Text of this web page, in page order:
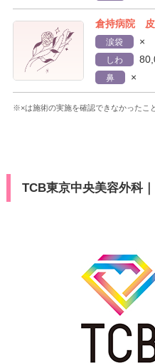
倉持病院 皮
涙袋 ×
しわ
鼻 ×
※×は施術の実施を確認できなかったこ
TCB東京中央美容外科